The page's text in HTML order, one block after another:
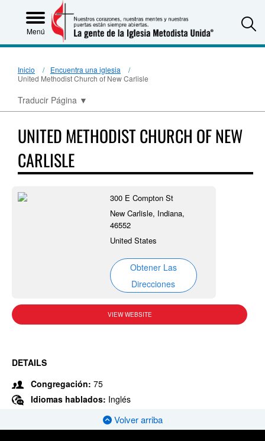
Menú
Inicio
Encuentra una iglesia
United Methodist Church of New Carlisle
Traducir Página ▼
UNITED METHODIST CHURCH OF NEW
CARLISLE
300 E Compton St
New Carlisle, Indiana,
46552
United States
Obtener Las
Direcciones
VIEW WEBSITE
DETAILS
Congregación: 75
Idiomas hablados: Inglés
Volver arriba